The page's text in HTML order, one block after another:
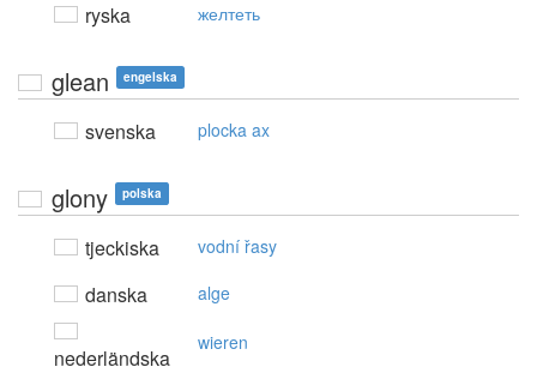
ryska желтеть
glean engelska
svenska plocka ax
glony polska
tjeckiska vodní řasy
danska alge
nederländska
wieren